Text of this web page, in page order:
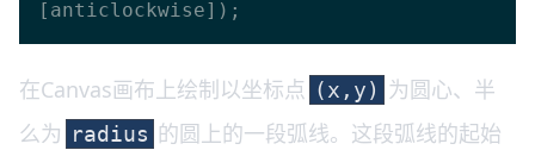
在Canvas画布上绘制以坐标点 (x,y) 为圆心、半
么为 radius 的圆上的一段弧线。这段弧线的起始